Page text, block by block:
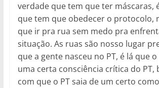
verdade que tem que ter máscaras,
que tem que obedecer o protocolo,
que ir pra rua sem medo pra
situação. As ruas são nosso lugar
que a gente nasceu no PT, é lá que o
uma certa consciência crítica do PT,
com que o PT saia de um certo